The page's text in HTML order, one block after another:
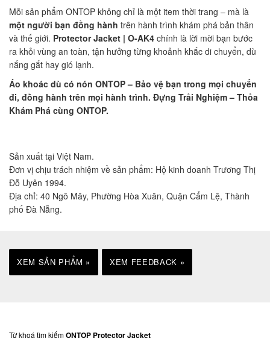
Mỗi sản phẩm ONTOP không chỉ là một item thời trang – mà là
một người bạn đồng hành trên hành trình khám phá bản thân
và thế giới. Protector Jacket | O-AK4 chính là lời mời bạn bước
ra khỏi vùng an toàn, tận hưởng từng khoảnh khắc di chuyển, dù
nắng gắt hay gió lạnh.
Áo khoác dù có nón ONTOP – Bảo vệ bạn trong mọi chuyến
đi, đồng hành trên mọi hành trình. Đựng Trải Nghiệm – Thỏa
Khám Phá cùng ONTOP.
Sản xuất tại Việt Nam.
Đơn vị chịu trách nhiệm về sản phẩm: Hộ kinh doanh Trương Thị
Đỗ Uyên 1994.
Địa chỉ: 40 Ngô Mây, Phường Hòa Xuân, Quận Cẩm Lệ, Thành
phố Đà Nẵng.
XEM SẢN PHẨM » XEM FEEDBACK »
Từ khoá tìm kiếmONTOP Protector Jacket